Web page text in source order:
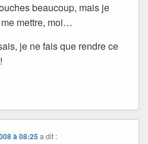
beaucoup, mais je
mettre, moi…
je ne fais que rendre ce
à 08:25 a dit :